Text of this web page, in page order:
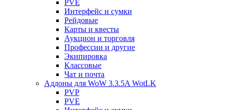
PVE
Интерфейс и сумки
Рейдовые
Карты и квесты
Аукцион и торговля
Профессии и другие
Экипировка
Классовые
Чат и почта
Аддоны для WoW 3.3.5A WotLK
PVP
PVE